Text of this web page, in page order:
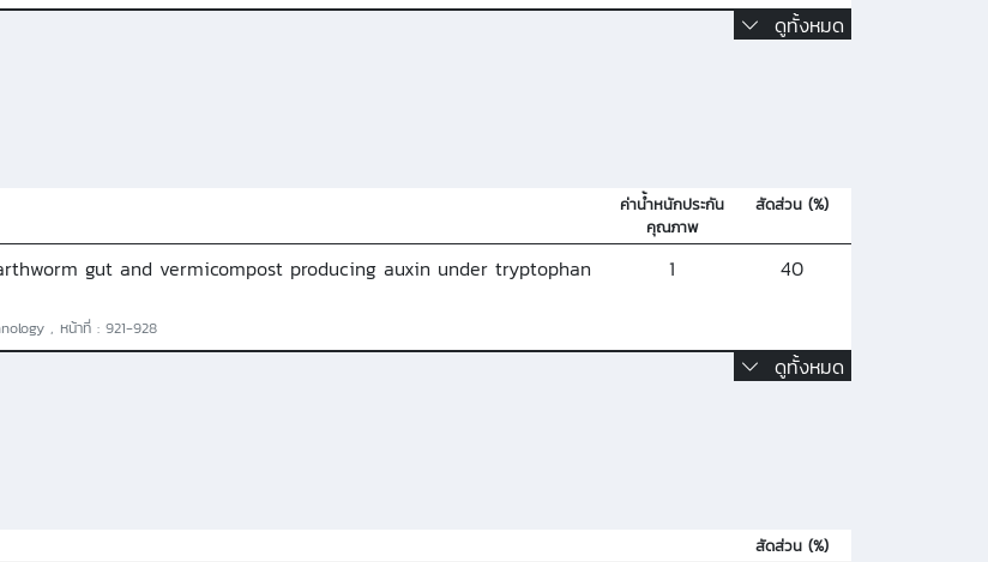
ดูทั้งหมด
ค่าน้ำหนักประกัน
คุณภาพ
สัดส่วน (%)
gut and vermicompost producing auxin under tryptophan
, หน้าที่ : 921-928
1 40
ดูทั้งหมด
สัดส่วน (%)